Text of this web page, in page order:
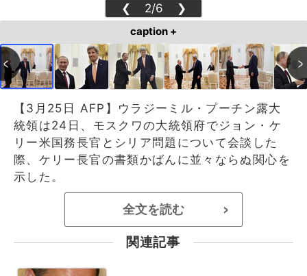
❮ 2/6 ❯
caption +
【3月25日 AFP】ウラジーミル・プーチン露大
統領は24日、モスクワの大統領府でジョン・ケ
リー米国務長官とシリア問題について会談した
際、ケリー長官の書類かばんに並々ならぬ関心を
示した。
全文を読む >
関連記事